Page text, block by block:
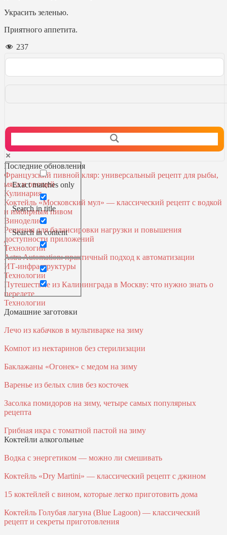
Украсить зеленью.
Приятного аппетита.
237
Exact matches only
Search in title
Search in content
Последние обновления
Французский пивной кляр: универсальный рецепт для рыбы,
мяса и овощей
Кулинария
Коктейль «Московский мул» — классический рецепт с водкой
и имбирным пивом
Виноделие
Решения для балансировки нагрузки и повышения
доступности приложений
Технологии
Astra Automation: практичный подход к автоматизации
ИТ‑инфраструктуры
Технологии
Путешествие из Калининграда в Москву: что нужно знать о
перелете
Технологии
Домашние заготовки
Лечо из кабачков в мультиварке на зиму
Компот из нектаринов без стерилизации
Баклажаны «Огонек» с медом на зиму
Варенье из белых слив без косточек
Засолка помидоров на зиму, четыре самых популярных
рецепта
Грибная икра с томатной пастой на зиму
Коктейли алкогольные
Водка с энергетиком — можно ли смешивать
Коктейль «Dry Martini» — классический рецепт с джином
15 коктейлей с вином, которые легко приготовить дома
Коктейль Голубая лагуна (Blue Lagoon) — классический
рецепт и секреты приготовления